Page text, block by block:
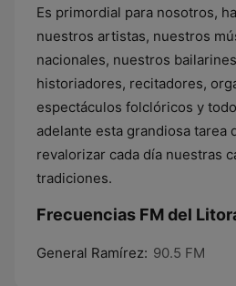
Es primordial para nosotros,
nuestros artistas, nuestros
nacionales, nuestros
historiadores, recitadores,
espectáculos folclóricos y
adelante esta grandiosa tarea
revalorizar cada día nuestras
tradiciones.
Frecuencias FM del
General Ramírez: 90.5 FM